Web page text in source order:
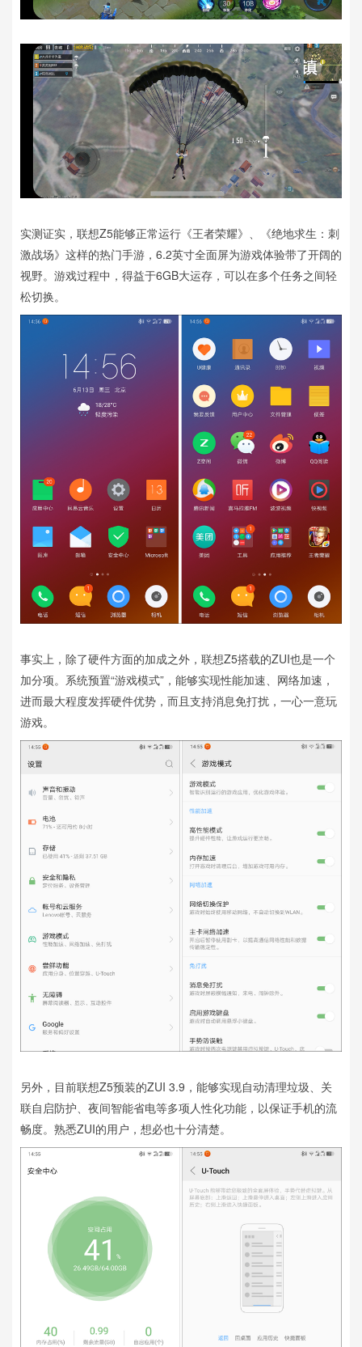
实测证实，联想Z5能够正常运行《王者荣耀》、《绝地求生：刺
激战场》这样的热门手游，6.2英寸全面屏为游戏体验带了开阔的
视野。游戏过程中，得益于6GB大运存，可以在多个任务之间轻
松切换。
事实上，除了硬件方面的加成之外，联想Z5搭载的ZUI也是一个
加分项。系统预置“游戏模式”，能够实现性能加速、网络加速，
进而最大程度发挥硬件优势，而且支持消息免打扰，一心一意玩
游戏。
另外，目前联想Z5预装的ZUI 3.9，能够实现自动清理垃圾、关
联自启防护、夜间智能省电等多项人性化功能，以保证手机的流
畅度。熟悉ZUI的用户，想必也十分清楚。